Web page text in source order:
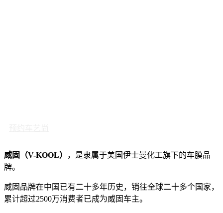
威固（V-KOOL）
，是隶属于美国伊士曼化工旗下的车膜品
牌。
威固品牌在中国已有二十多年历史，销往全球二十多个国家，
累计超过2500万消费者已成为威固车主。